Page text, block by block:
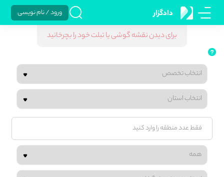
دادگزار ورود / نام نویسی
برای دیدن نقشه گوشی یا تبلت خود را بچرخانید